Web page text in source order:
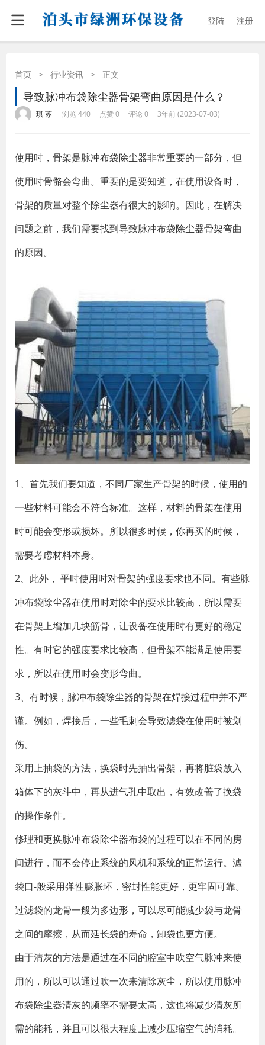
登陆 注册
首页 > 行业资讯 > 正文
导致脉冲布袋除尘器骨架弯曲原因是什么？
琪 苏 浏览 440 点赞 0 评论 0 3年前 (2023-07-03)
使用时，骨架是脉冲布袋除尘器非常重要的一部分，但
使用时骨骼会弯曲。重要的是要知道，在使用设备时，
骨架的质量对整个除尘器有很大的影响。因此，在解决
问题之前，我们需要找到导致脉冲布袋除尘器骨架弯曲
的原因。
1、首先我们要知道，不同厂家生产骨架的时候，使用的
一些材料可能会不符合标准。这样，材料的骨架在使用
时可能会变形或损坏。所以很多时候，你再买的时候，
需要考虑材料本身。
2、此外， 平时使用时对骨架的强度要求也不同。有些脉
冲布袋除尘器在使用时对除尘的要求比较高，所以需要
在骨架上增加几块筋骨，让设备在使用时有更好的稳定
性。有时它的强度要求比较高，但骨架不能满足使用要
求，所以在使用时会变形弯曲。
3、有时候，脉冲布袋除尘器的骨架在焊接过程中并不严
谨。例如，焊接后，一些毛刺会导致滤袋在使用时被划
伤。
采用上抽袋的方法，换袋时先抽出骨架，再将脏袋放入
箱体下的灰斗中，再从进气孔中取出，有效改善了换袋
的操作条件。
修理和更换脉冲布袋除尘器布袋的过程可以在不同的房
间进行，而不会停止系统的风机和系统的正常运行。滤
袋口-般采用弹性膨胀环，密封性能更好，更牢固可靠。
过滤袋的龙骨一般为多边形，可以尽可能减少袋与龙骨
之间的摩擦，从而延长袋的寿命，卸袋也更方便。
由于清灰的方法是通过在不同的腔室中吹空气脉冲来使
用的，所以可以通过吹一次来清除灰尘，所以使用脉冲
布袋除尘器清灰的频率不需要太高，这也将减少清灰所
需的能耗，并且可以很大程度上减少压缩空气的消耗。